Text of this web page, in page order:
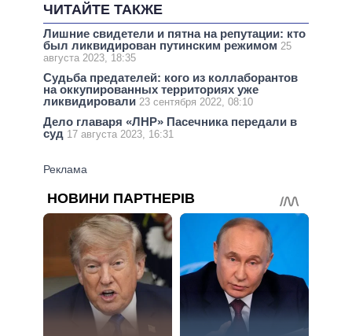
ЧИТАЙТЕ ТАКЖЕ
Лишние свидетели и пятна на репутации: кто
был ликвидирован путинским режимом 25
августа 2023, 18:35
Судьба предателей: кого из коллаборантов
на оккупированных территориях уже
ликвидировали 23 сентября 2022, 08:10
Дело главаря «ЛНР» Пасечника передали в
суд 17 августа 2023, 16:31